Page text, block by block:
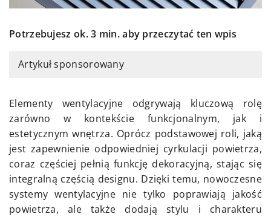
Potrzebujesz ok. 3 min. aby przeczytać ten wpis
Artykuł sponsorowany
Elementy wentylacyjne odgrywają kluczową rolę
zarówno w kontekście funkcjonalnym, jak i
estetycznym wnętrza. Oprócz podstawowej roli, jaką
jest zapewnienie odpowiedniej cyrkulacji powietrza,
coraz częściej pełnią funkcję dekoracyjną, stając się
integralną częścią designu. Dzięki temu, nowoczesne
systemy wentylacyjne nie tylko poprawiają jakość
powietrza, ale także dodają stylu i charakteru